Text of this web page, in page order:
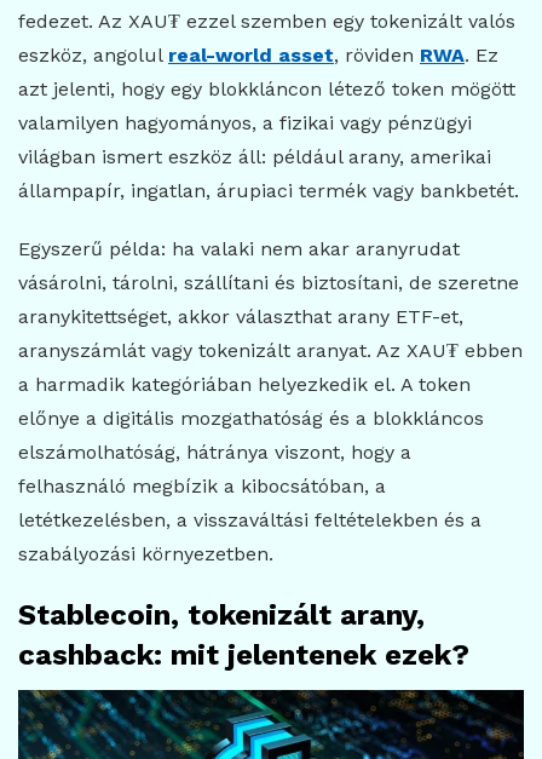
fedezet. Az XAU₮ ezzel szemben egy tokenizált valós
eszköz, angolul real-world asset, röviden RWA. Ez
azt jelenti, hogy egy blokkláncon létező token mögött
valamilyen hagyományos, a fizikai vagy pénzügyi
világban ismert eszköz áll: például arany, amerikai
állampapír, ingatlan, árupiaci termék vagy bankbetét.
Egyszerű példa: ha valaki nem akar aranyrudat
vásárolni, tárolni, szállítani és biztosítani, de szeretne
aranykitettséget, akkor választhat arany ETF-et,
aranyszámlát vagy tokenizált aranyat. Az XAU₮ ebben
a harmadik kategóriában helyezkedik el. A token
előnye a digitális mozgathatóság és a blokkláncos
elszámolhatóság, hátránya viszont, hogy a
felhasználó megbízik a kibocsátóban, a
letétkezelésben, a visszaváltási feltételekben és a
szabályozási környezetben.
Stablecoin, tokenizált arany,
cashback: mit jelentenek ezek?